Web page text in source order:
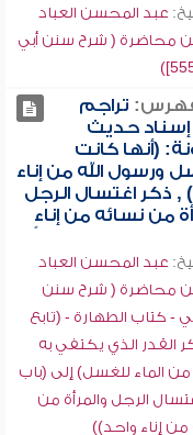
عبد المحسن العباد
محاضرة ( شرح سنن أبي
تراجم
إسناد حديث
(أنها كانت
ورسول الله من إناء
, ذكر اغتسال الرجل
من نسائه من إناءٍ
عبد المحسن العباد
محاضرة ( شرح سنن
- كتاب الطهارة - (تابع
القدر الذي يكتفي به
من الماء للغسل) إلى (باب
الرجل والمرأة من
من إناء واحد))